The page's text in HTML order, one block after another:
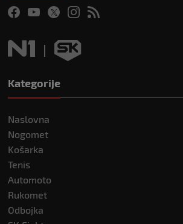
Kategorije
Naslovna
Nogomet
Košarka
Tenis
Automoto
Rukomet
Odbojka